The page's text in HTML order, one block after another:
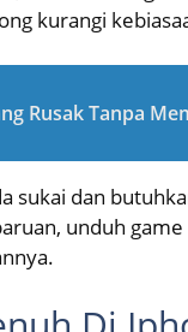
kurangi
Rusak Tanpa
sukai dan
unduh game